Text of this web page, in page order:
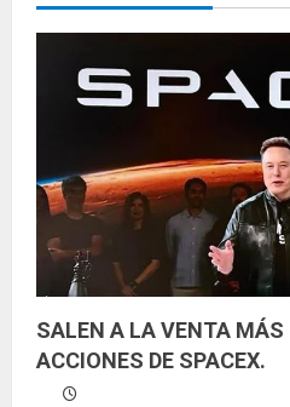
y
d
o
SALEN A LA VENTA MÁS
ACCIONES DE SPACEX.